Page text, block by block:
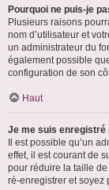
Pourquoi ne puis-je
Plusieurs raisons
nom d’utilisateur et
un administrateur du
également possible
configuration de son
Haut
Je me suis enregistré
Il est possible qu’un
effet, il est courant de
pour réduire la taille
ré-enregistrer et soyez